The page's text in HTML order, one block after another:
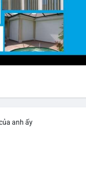
anh ấy